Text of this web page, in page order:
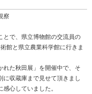
察
で、県立博物館の交流員の
館と県立農業科学館に行きま
た秋田展」を開催中で、そ
に収蔵庫まで見せて頂きまし
心していました。